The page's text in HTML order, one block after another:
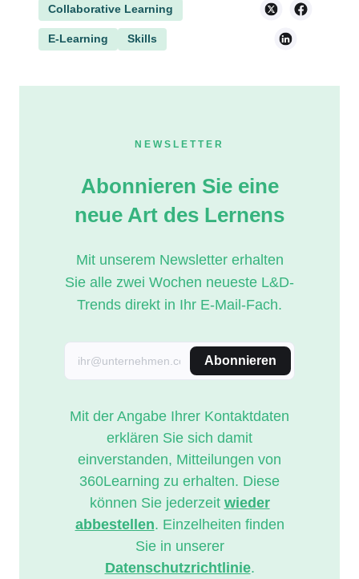
Collaborative Learning
E-Learning Skills
NEWSLETTER
Abonnieren Sie eine
neue Art des Lernens
Mit unserem Newsletter erhalten
Sie alle zwei Wochen neueste L&D-
Trends direkt in Ihr E-Mail-Fach.
Abonnieren
Mit der Angabe Ihrer Kontaktdaten
erklären Sie sich damit
einverstanden, Mitteilungen von
360Learning zu erhalten. Diese
können Sie jederzeit wieder
abbestellen. Einzelheiten finden
Sie in unserer
Datenschutzrichtlinie.